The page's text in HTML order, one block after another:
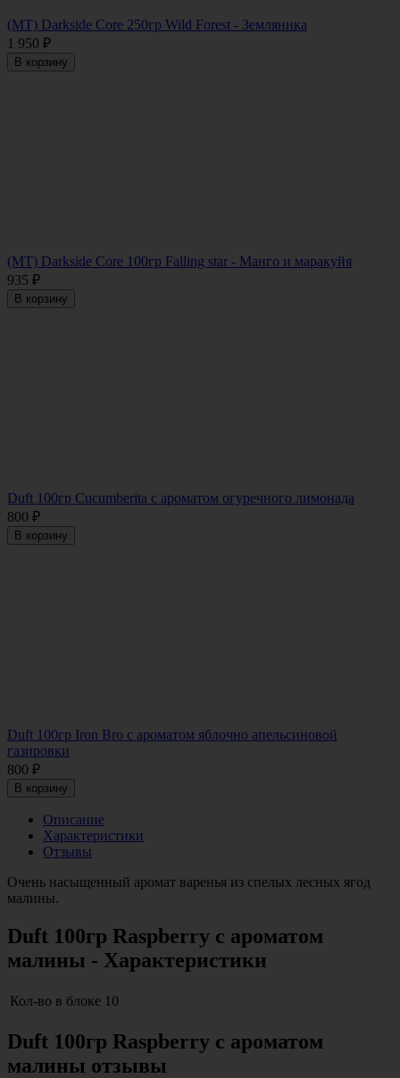
(MT) Darkside Core 250гр Wild Forest - Земляника
1 950 ₽
В корзину
(MT) Darkside Core 100гр Falling star - Манго и маракуйя
935 ₽
В корзину
Duft 100гр Cucumberita с ароматом огуречного лимонада
800 ₽
В корзину
Duft 100гр Iron Bro с ароматом яблочно апельсиновой
газировки
800 ₽
В корзину
Описание
Характеристики
Отзывы
Очень насыщенный аромат варенья из спелых лесных ягод
малины.
Duft 100гр Raspberry с ароматом
малины - Характеристики
Кол-во в блоке 10
Duft 100гр Raspberry с ароматом
малины отзывы